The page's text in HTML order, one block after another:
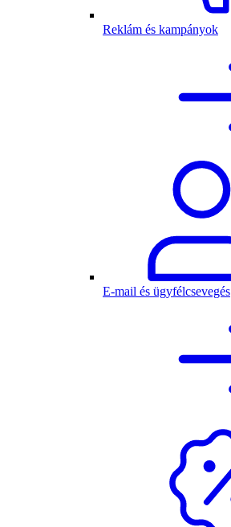
Reklám és kampányok
E-mail és ügyfélcsevegés